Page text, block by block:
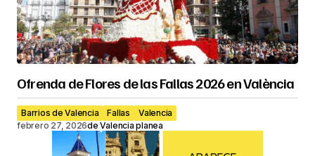
Ofrenda de Flores de las Fallas 2026 en València
Barrios de Valencia Fallas
Valencia
febrero 27, 2026de Valencia planea